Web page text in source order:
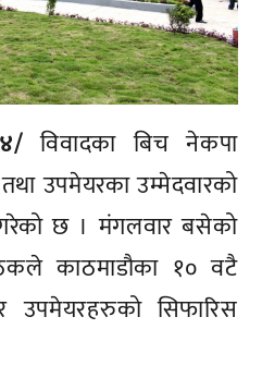
विवादका बिच नेकपा
उपमेयरका उम्मेदवारको
गरेको छ । मंगलवार बसेको
काठमाडौका १० वटै
उपमेयरहरुको सिफारिस